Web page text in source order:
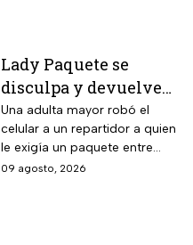
Lady Paquete se
disculpa y devuelve
celular que robó a
repartidor en
Coacalco: “Tuvo un
arranque”
Una adulta mayor robó el
celular a un repartidor a quien
le exigía un paquete entre
gritos y reclamos.
09 agosto, 2026